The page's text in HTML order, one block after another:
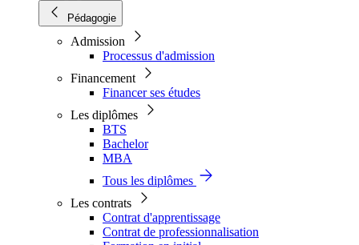
Pédagogie
Admission
Processus d'admission
Financement
Financer ses études
Les diplômes
BTS
Bachelor
MBA
Tous les diplômes
Les contrats
Contrat d'apprentissage
Contrat de professionnalisation